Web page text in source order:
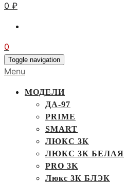
0 ₽
0
Toggle navigation
Menu
МОДЕЛИ
ДА-97
PRIME
SMART
ЛЮКС 3К
ЛЮКС 3К БЕЛАЯ
PRO 3K
Люкс 3К БЛЭК